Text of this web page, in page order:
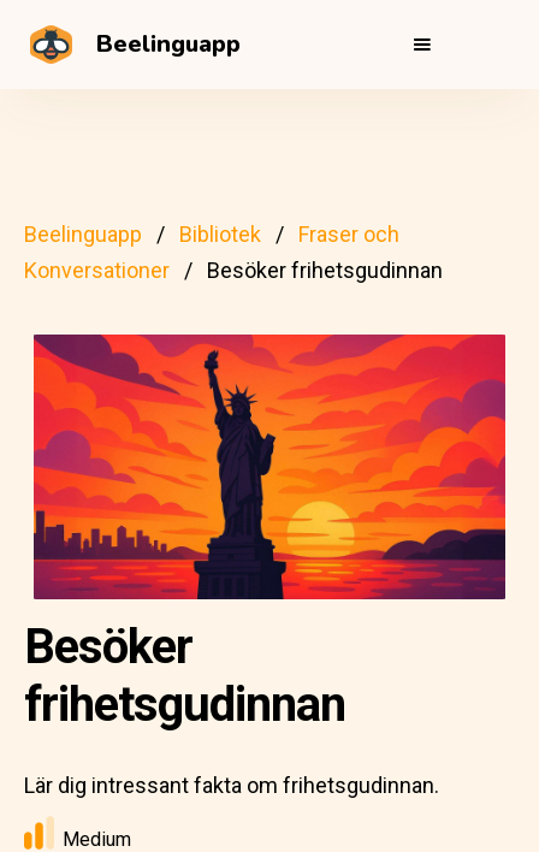
Beelinguapp
Beelinguapp Bibliotek
Fraser och
Konversationer
Besöker frihetsgudinnan
Besöker
frihetsgudinnan
Lär dig intressant fakta om frihetsgudinnan.
Medium